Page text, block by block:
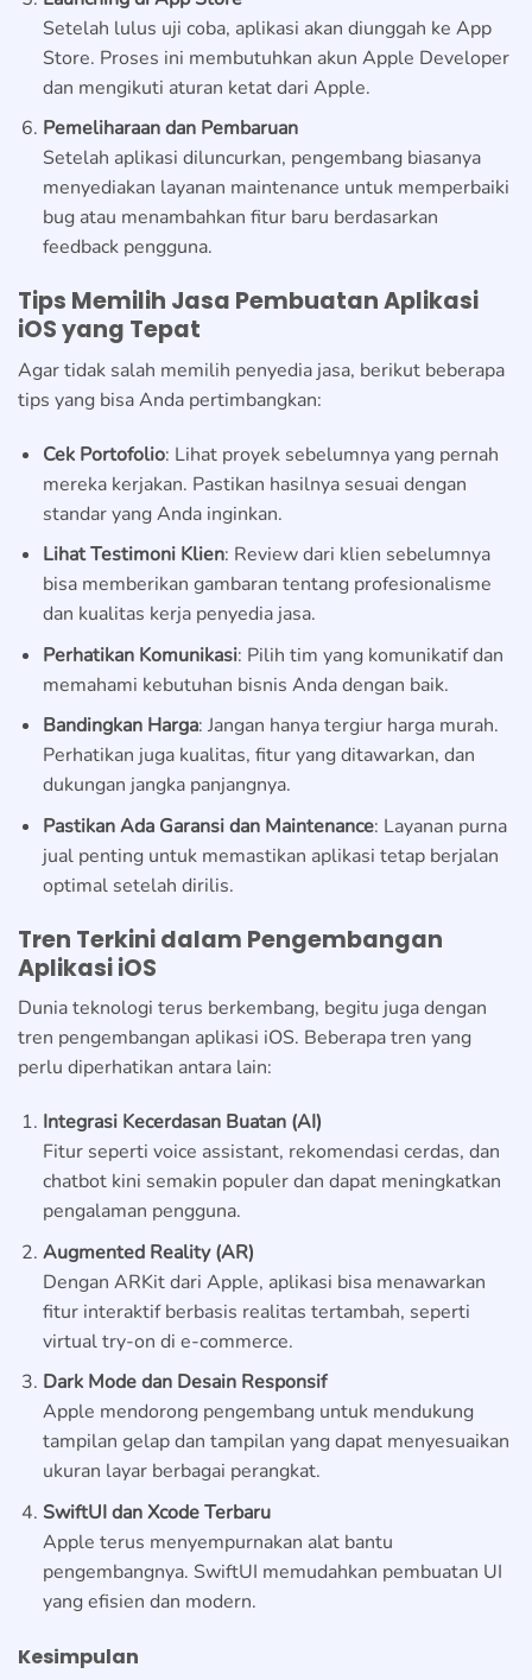
Setelah lulus uji coba, aplikasi akan diunggah ke App
Store. Proses ini membutuhkan akun Apple Developer
dan mengikuti aturan ketat dari Apple.
Pemeliharaan dan Pembaruan
Setelah aplikasi diluncurkan, pengembang biasanya
menyediakan layanan maintenance untuk memperbaiki
bug atau menambahkan fitur baru berdasarkan
feedback pengguna.
Tips Memilih Jasa Pembuatan Aplikasi
iOS yang Tepat
Agar tidak salah memilih penyedia jasa, berikut beberapa
tips yang bisa Anda pertimbangkan:
Cek Portofolio: Lihat proyek sebelumnya yang pernah
mereka kerjakan. Pastikan hasilnya sesuai dengan
standar yang Anda inginkan.
Lihat Testimoni Klien: Review dari klien sebelumnya
bisa memberikan gambaran tentang profesionalisme
dan kualitas kerja penyedia jasa.
Perhatikan Komunikasi: Pilih tim yang komunikatif dan
memahami kebutuhan bisnis Anda dengan baik.
Bandingkan Harga: Jangan hanya tergiur harga murah.
Perhatikan juga kualitas, fitur yang ditawarkan, dan
dukungan jangka panjangnya.
Pastikan Ada Garansi dan Maintenance: Layanan purna
jual penting untuk memastikan aplikasi tetap berjalan
optimal setelah dirilis.
Tren Terkini dalam Pengembangan
Aplikasi iOS
Dunia teknologi terus berkembang, begitu juga dengan
tren pengembangan aplikasi iOS. Beberapa tren yang
perlu diperhatikan antara lain:
Integrasi Kecerdasan Buatan (AI)
Fitur seperti voice assistant, rekomendasi cerdas, dan
chatbot kini semakin populer dan dapat meningkatkan
pengalaman pengguna.
Augmented Reality (AR)
Dengan ARKit dari Apple, aplikasi bisa menawarkan
fitur interaktif berbasis realitas tertambah, seperti
virtual try-on di e-commerce.
Dark Mode dan Desain Responsif
Apple mendorong pengembang untuk mendukung
tampilan gelap dan tampilan yang dapat menyesuaikan
ukuran layar berbagai perangkat.
SwiftUI dan Xcode Terbaru
Apple terus menyempurnakan alat bantu
pengembangnya. SwiftUI memudahkan pembuatan UI
yang efisien dan modern.
Kesimpulan